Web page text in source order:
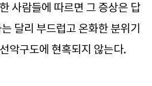
사람들에 따르면 그 증상은 답
달리 부드럽고 온화한 분위기
악구도에 현혹되지 않는다.